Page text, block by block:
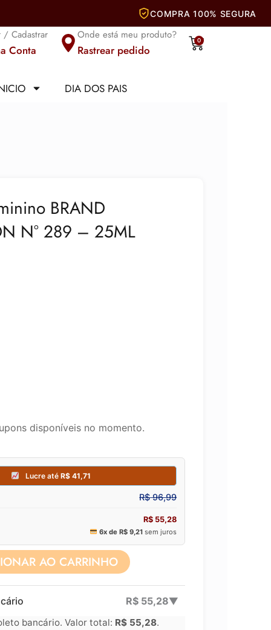
/ Cadastrar
Conta
Onde está meu produto?
Rastrear pedido
0
Carrinho
DIA DOS PAIS
BRAND
N° 289 – 25ML
disponíveis no momento.
Lucre até
Revenda por
AO CARRINHO
R$ 55,28▶
bancário. Valor total: R$ 55,28.